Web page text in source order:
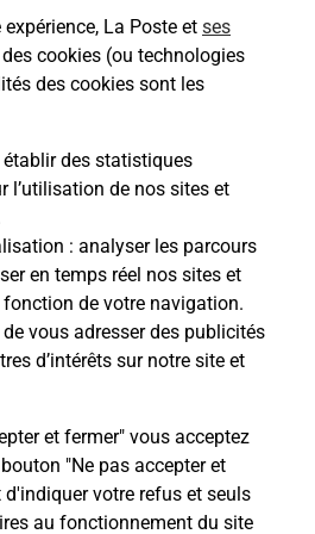
La Poste et ses
cookies (ou technologies
des cookies sont les
établir des statistiques
l’utilisation de nos sites et
: analyser les parcours
en temps réel nos sites et
de votre navigation.
vous adresser des publicités
d’intérêts sur notre site et
et fermer" vous acceptez
"Ne pas accepter et
votre refus et seuls
au fonctionnement du site
MEZE